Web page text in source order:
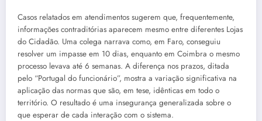
Casos relatados em atendimentos sugerem que, frequentemente,
informações contraditórias aparecem mesmo entre diferentes Lojas
do Cidadão. Uma colega narrava como, em Faro, conseguiu
resolver um impasse em 10 dias, enquanto em Coimbra o mesmo
processo levava até 6 semanas. A diferença nos prazos, ditada
pelo “Portugal do funcionário”, mostra a variação significativa na
aplicação das normas que são, em tese, idênticas em todo o
território. O resultado é uma insegurança generalizada sobre o
que esperar de cada interação com o sistema.